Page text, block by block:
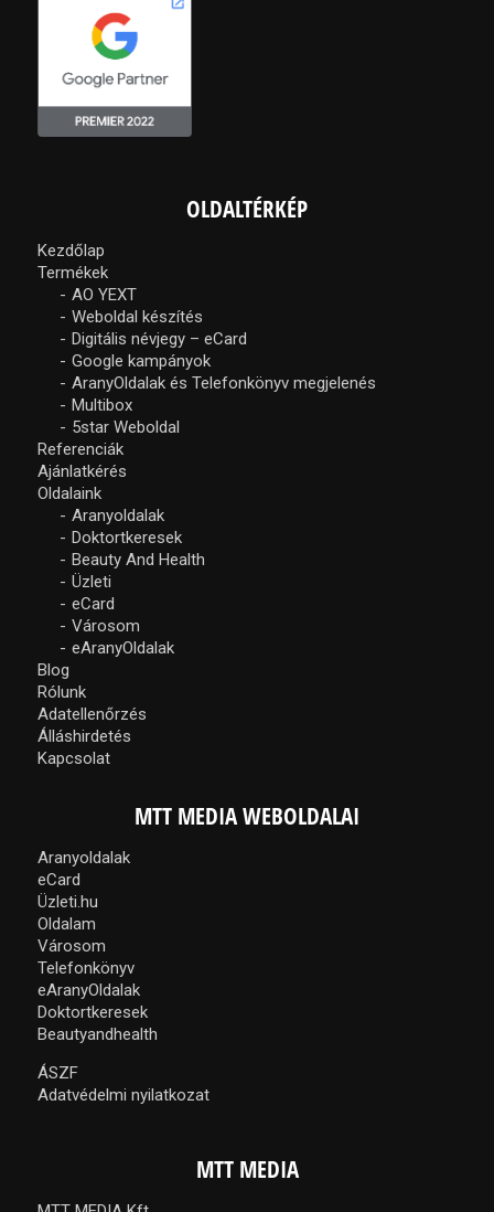
OLDALTÉRKÉP
Kezdőlap
Termékek
AO YEXT
Weboldal készítés
Digitális névjegy – eCard
Google kampányok
AranyOldalak és Telefonkönyv megjelenés
Multibox
5star Weboldal
Referenciák
Ajánlatkérés
Oldalaink
Aranyoldalak
Doktortkeresek
Beauty And Health
Üzleti
eCard
Városom
eAranyOldalak
Blog
Rólunk
Adatellenőrzés
Álláshirdetés
Kapcsolat
MTT MEDIA WEBOLDALAI
Aranyoldalak
eCard
Üzleti.hu
Oldalam
Városom
Telefonkönyv
eAranyOldalak
Doktortkeresek
Beautyandhealth
ÁSZF
Adatvédelmi nyilatkozat
MTT MEDIA